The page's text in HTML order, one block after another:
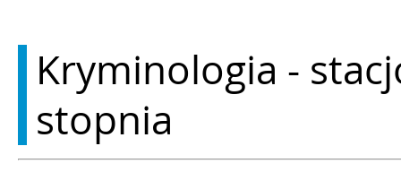
Kryminologia -
stopnia